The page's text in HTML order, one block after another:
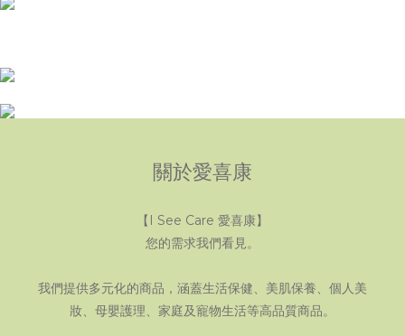
關於愛喜康
【I See Care 愛喜康】
您的需求我們看見。
我們提供多元化的商品，涵蓋生活保健、美肌保養、個人美
妝、母嬰護理、家庭及寵物生活等高品質商品。